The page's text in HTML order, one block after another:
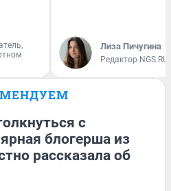
Лиза Пичугина
Редактор NGS.RU
с
блогерша из
рассказала об